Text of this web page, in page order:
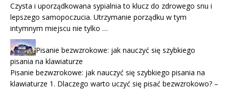
Czysta i uporządkowana sypialnia to klucz do zdrowego snu i
lepszego samopoczucia. Utrzymanie porządku w tym
intymnym miejscu nie tylko …
Pisanie bezwzrokowe: jak nauczyć się szybkiego
pisania na klawiaturze
Pisanie bezwzrokowe: jak nauczyć się szybkiego pisania na
klawiaturze 1. Dlaczego warto uczyć się pisać bezwzrokowo? –